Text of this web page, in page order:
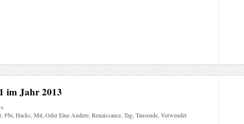
im Jahr 2013
, Fbi Hacks Mit, Oder Eine Andere, Renaissance, Tag, Tausende, Verwendet